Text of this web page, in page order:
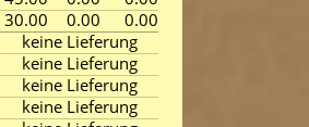
30.00 0.00
0.00
keine Lieferung
keine Lieferung
keine Lieferung
keine Lieferung